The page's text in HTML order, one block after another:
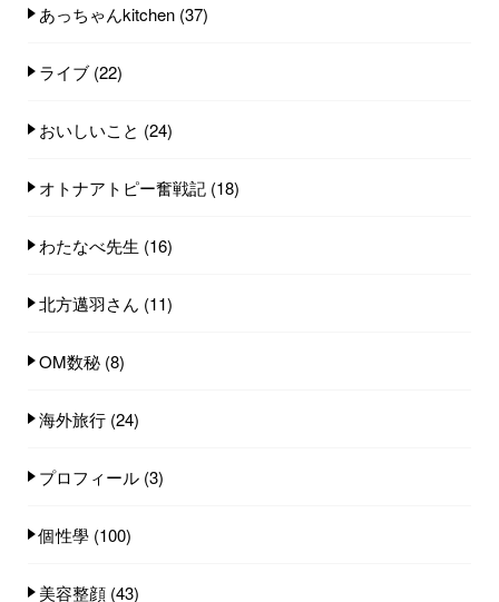
あっちゃんkitchen (37)
ライブ (22)
おいしいこと (24)
オトナアトピー奮戦記 (18)
わたなべ先生 (16)
北方邁羽さん (11)
OM数秘 (8)
海外旅行 (24)
プロフィール (3)
個性學 (100)
美容整顔 (43)